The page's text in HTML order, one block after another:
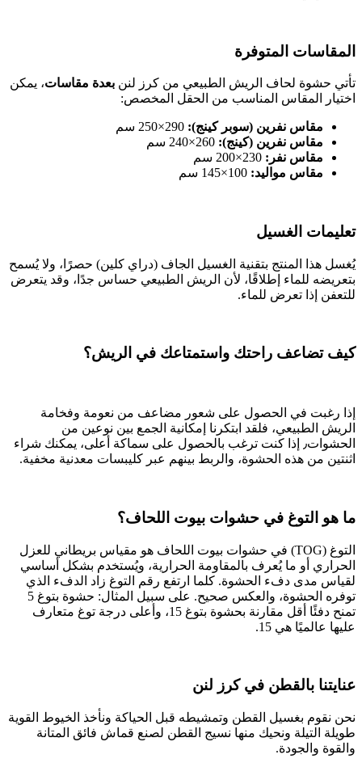
المقاسات المتوفرة
تأتي حشوة لحاف الريش الطبيعي من كرز لنن بعدة مقاسات، يمكن
اختيار المقاس المناسب من الحقل المخصص:
مقاس نفرين (سوبر كينج):
مقاس نفرين (كينج):
مقاس نفر: 230×200 سم
مقاس مواليد: 100×145 سم
تعليمات الغسيل
يُغسل هذا المنتج بتقنية الغسيل الجاف (دراي كلين) حصرًا، ولا يُسمح
بتعريضه للماء إطلاقًا، لأن الريش الطبيعي حساس جدًا، وقد يتعرض
للتعفن إذا تعرض للماء.
كيف تضاعف راحتك واستمتاعك في الريش؟
إذا رغبت في الحصول على شعور مضاعف من نعومة وفخامة
الريش الطبيعي، فلقد ابتكرنا إمكانية الجمع بين نوعين من
الحشوات٫ إذا كنت ترغب بالحصول على سماكة أعلى، يمكنك شراء
اثنتين من هذه الحشوة، والربط بينهم عبر كليبسات معدنية مخفية.
ما هو التوغ في حشوات بيوت اللحاف؟
التوغ (TOG) في حشوات بيوت اللحاف هو مقياس بريطاني للعزل
الحراري أو ما يُعرف بالمقاومة الحرارية، ويُستخدم بشكل أساسي
لقياس مدى دفء الحشوة. كلما ارتفع رقم التوغ زاد الدفء الذي
توفره الحشوة، والعكس صحيح. على سبيل المثال: حشوة بتوغ 5
تمنح دفئًا أقل مقارنة بحشوة بتوغ 15، وأعلى درجة توغ متعارف
عليها عالميًا هي 15.
عنايتنا بالقطن في كرز لنن
نحن نقوم بغسيل القطن وتمشيطه قبل الحياكة ونأخذ الخيوط القوية
طويلة التيلة ونحيك منها نسيج القطن لصنع قماش فائق المتانة
والقوة والجودة.